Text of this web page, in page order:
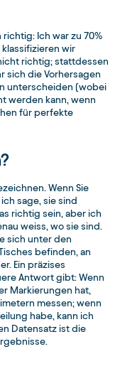
richtig: Ich war zu 70%
wir
richtig; stattdessen
sich die Vorhersagen
unterscheiden (wobei
werden kann, wenn
für perfekte
Wenn Sie
sage, sie sind
richtig sein, aber ich
weiss, wo sie sind.
sich unter den
befinden, an
Ein präzises
Antwort gibt: Wenn
Markierungen hat,
messen; wenn
habe, kann ich
Datensatz ist die